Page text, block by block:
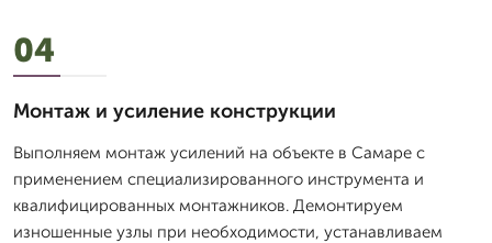
04
Монтаж и усиление конструкции
Выполняем монтаж усилений на объекте в Самаре с
применением специализированного инструмента и
квалифицированных монтажников. Демонтируем
изношенные узлы при необходимости, устанавливаем